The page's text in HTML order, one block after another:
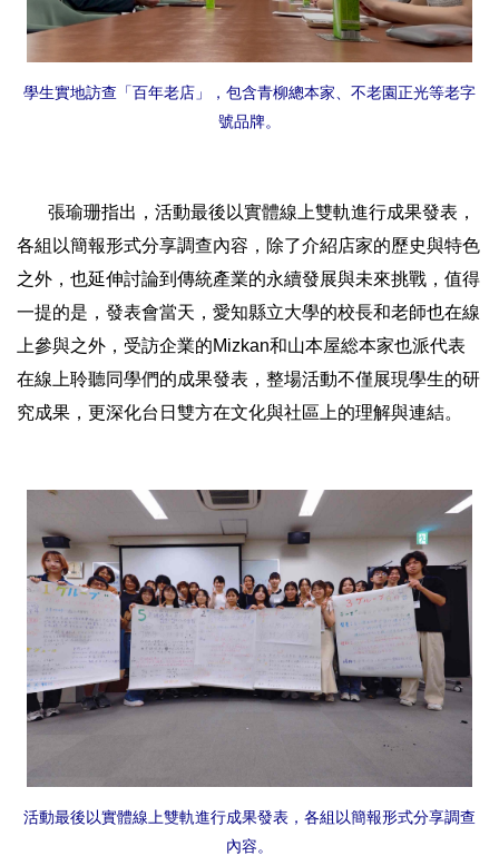
學生實地訪查「百年老店」，包含青柳總本家、不老園正光等老字
號品牌。
張瑜珊指出，活動最後以實體線上雙軌進行成果發表，
各組以簡報形式分享調查內容，除了介紹店家的歷史與特色
之外，也延伸討論到傳統產業的永續發展與未來挑戰，值得
一提的是，發表會當天，愛知縣立大學的校長和老師也在線
上參與之外，受訪企業的Mizkan和山本屋総本家也派代表
在線上聆聽同學們的成果發表，整場活動不僅展現學生的研
究成果，更深化台日雙方在文化與社區上的理解與連結。
活動最後以實體線上雙軌進行成果發表，各組以簡報形式分享調查
內容。